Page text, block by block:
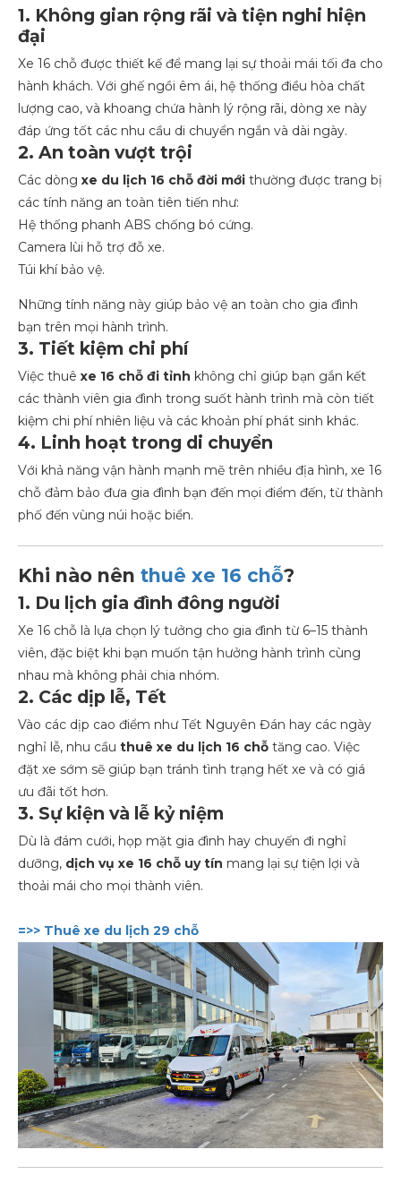
1. Không gian rộng rãi và tiện nghi hiện
đại
Xe 16 chỗ được thiết kế để mang lại sự thoải mái tối đa cho
hành khách. Với ghế ngồi êm ái, hệ thống điều hòa chất
lượng cao, và khoang chứa hành lý rộng rãi, dòng xe này
đáp ứng tốt các nhu cầu di chuyển ngắn và dài ngày.
2. An toàn vượt trội
Các dòng xe du lịch 16 chỗ đời mới thường được trang bị
các tính năng an toàn tiên tiến như:
Hệ thống phanh ABS chống bó cứng.
Camera lùi hỗ trợ đỗ xe.
Túi khí bảo vệ.
Những tính năng này giúp bảo vệ an toàn cho gia đình
bạn trên mọi hành trình.
3. Tiết kiệm chi phí
Việc thuê xe 16 chỗ đi tỉnh không chỉ giúp bạn gắn kết
các thành viên gia đình trong suốt hành trình mà còn tiết
kiệm chi phí nhiên liệu và các khoản phí phát sinh khác.
4. Linh hoạt trong di chuyển
Với khả năng vận hành mạnh mẽ trên nhiều địa hình, xe 16
chỗ đảm bảo đưa gia đình bạn đến mọi điểm đến, từ thành
phố đến vùng núi hoặc biển.
Khi nào nên thuê xe 16 chỗ?
1. Du lịch gia đình đông người
Xe 16 chỗ là lựa chọn lý tưởng cho gia đình từ 6–15 thành
viên, đặc biệt khi bạn muốn tận hưởng hành trình cùng
nhau mà không phải chia nhóm.
2. Các dịp lễ, Tết
Vào các dịp cao điểm như Tết Nguyên Đán hay các ngày
nghỉ lễ, nhu cầu thuê xe du lịch 16 chỗ tăng cao. Việc
đặt xe sớm sẽ giúp bạn tránh tình trạng hết xe và có giá
ưu đãi tốt hơn.
3. Sự kiện và lễ kỷ niệm
Dù là đám cưới, họp mặt gia đình hay chuyến đi nghỉ
dưỡng, dịch vụ xe 16 chỗ uy tín mang lại sự tiện lợi và
thoải mái cho mọi thành viên.
=>> Thuê xe du lịch 29 chỗ